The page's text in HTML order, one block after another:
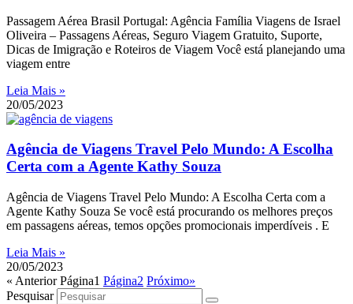
Passagem Aérea Brasil Portugal: Agência Família Viagens de Israel
Oliveira – Passagens Aéreas, Seguro Viagem Gratuito, Suporte,
Dicas de Imigração e Roteiros de Viagem Você está planejando uma
viagem entre
Leia Mais »
20/05/2023
Agência de Viagens Travel Pelo Mundo: A Escolha
Certa com a Agente Kathy Souza
Agência de Viagens Travel Pelo Mundo: A Escolha Certa com a
Agente Kathy Souza Se você está procurando os melhores preços
em passagens aéreas, temos opções promocionais imperdíveis . E
Leia Mais »
20/05/2023
« Anterior Página1 Página2 Próximo»
Pesquisar